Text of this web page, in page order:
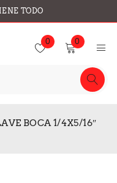
TODO
0 0
BOCA 1/4X5/16″